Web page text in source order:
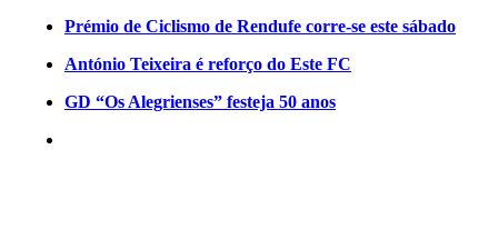
Prémio de Ciclismo de Rendufe corre-se este sábado
António Teixeira é reforço do Este FC
GD “Os Alegrienses” festeja 50 anos